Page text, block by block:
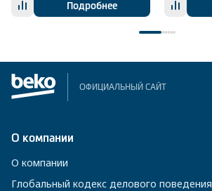
Подробнее
ОФИЦИАЛЬНЫЙ САЙТ
О компании
О компании
Глобальный кодекс делового поведения